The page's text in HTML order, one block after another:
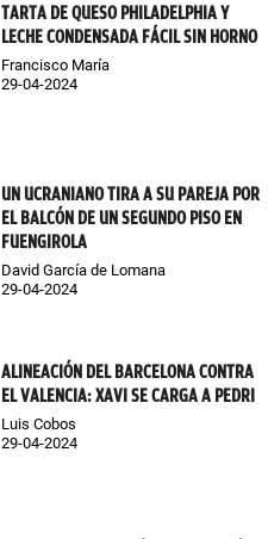
TARTA DE QUESO PHILADELPHIA Y
LECHE CONDENSADA FÁCIL SIN HORNO
Francisco María
29-04-2024
UN UCRANIANO TIRA A SU PAREJA POR
EL BALCÓN DE UN SEGUNDO PISO EN
FUENGIROLA
David García de Lomana
29-04-2024
ALINEACIÓN DEL BARCELONA CONTRA
EL VALENCIA: XAVI SE CARGA A PEDRI
Luis Cobos
29-04-2024